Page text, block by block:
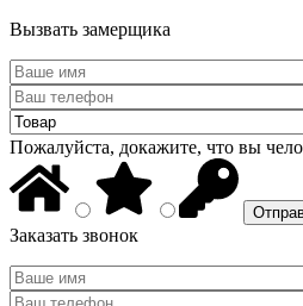
Вызвать замерщика
Пожалуйста, докажите, что вы
Заказать звонок